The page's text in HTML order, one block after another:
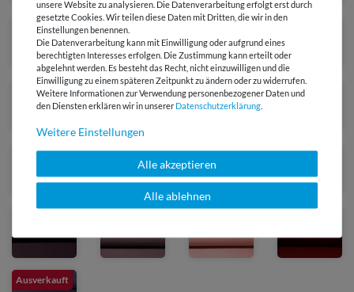
Ausverkauft
unsere Website zu analysieren. Die Datenverarbeitung erfolgt erst durch
gesetzte Cookies. Wir teilen diese Daten mit Dritten, die wir in den
Einstellungen benennen.
Die Datenverarbeitung kann mit Einwilligung oder aufgrund eines
berechtigten Interesses erfolgen. Die Zustimmung kann erteilt oder
abgelehnt werden. Es besteht das Recht, nicht einzuwilligen und die
Einwilligung zu einem späteren Zeitpunkt zu ändern oder zu widerrufen.
Weitere Informationen zur Verwendung personenbezogener Daten und
den Diensten erklären wir in unserer Daten­schutz­erklärung
Weitere Einstellungen
Alle akzeptieren
Alle ablehnen